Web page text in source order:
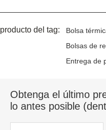
producto del tag: Bolsa
Bolsas de
Entrega de
Obtenga el último
lo antes posible